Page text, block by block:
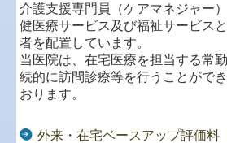
介護支援専門員（ケアマネジャー
健医療サービス及び福祉サービス
者を配置しています。
当医院は、在宅医療を担当する常
続的に訪問診療等を行うことがで
おります。
外来・在宅ベースアップ評価料